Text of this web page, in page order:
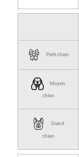
Petit chien
Moyen
chien
Grand
chien